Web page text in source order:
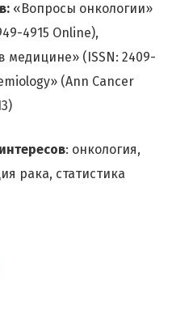
«Вопросы онкологии»
4915 Online),
медицине» (ISSN: 2409-
(Ann Cancer
: онкология,
рака, статистика